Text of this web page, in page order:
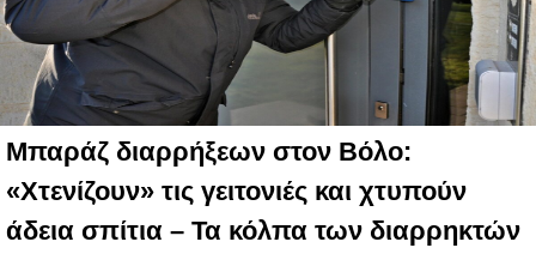
Μπαράζ διαρρήξεων στον Βόλο:
«Χτενίζουν» τις γειτονιές και χτυπούν
άδεια σπίτια – Τα κόλπα των διαρρηκτών